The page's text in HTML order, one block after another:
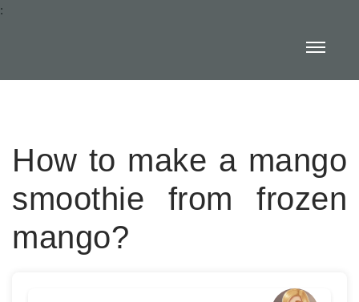
:
How to make a mango
smoothie from frozen
mango?